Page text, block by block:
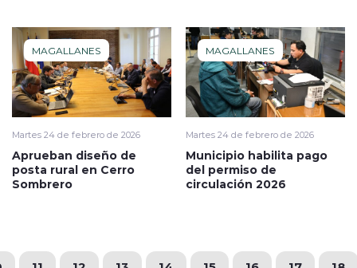
MAGALLANES
Martes 24 de febrero de 2026
Aprueban diseño de
posta rural en Cerro
Sombrero
MAGALLANES
Martes 24 de febrero de 2026
Municipio habilita pago
del permiso de
circulación 2026